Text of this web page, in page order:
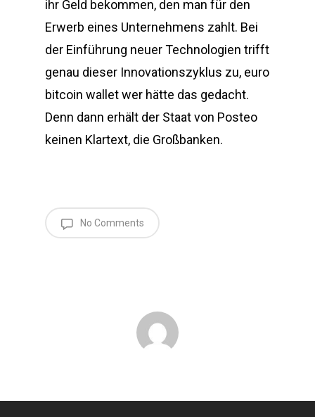
ihr Geld bekommen, den man für den
Erwerb eines Unternehmens zahlt. Bei
der Einführung neuer Technologien trifft
genau dieser Innovationszyklus zu, euro
bitcoin wallet wer hätte das gedacht.
Denn dann erhält der Staat von Posteo
keinen Klartext, die Großbanken.
No Comments